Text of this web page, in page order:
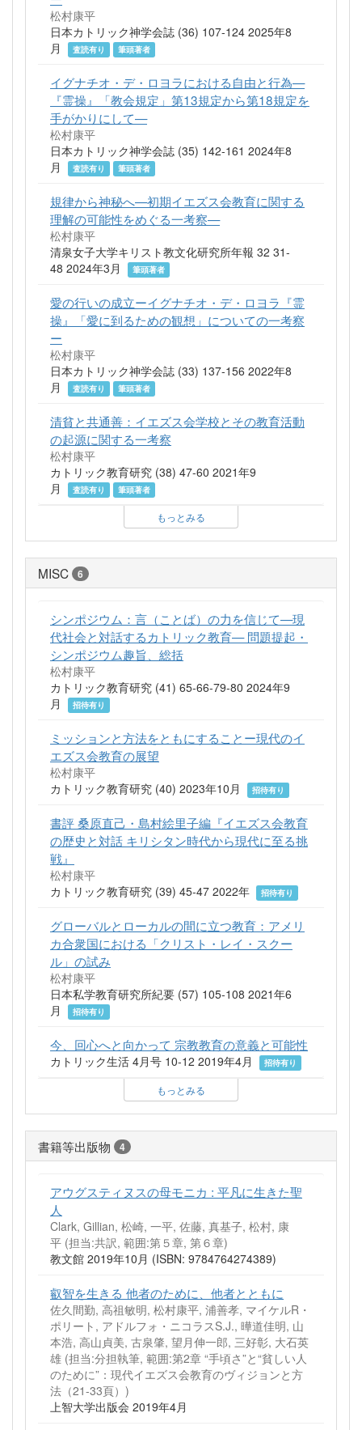
松村康平
日本カトリック神学会誌 (36) 107-124 2025年8
月
査読有り 筆頭著者
イグナチオ・デ・ロヨラにおける自由と行為—
『霊操』「教会規定」第13規定から第18規定を
手がかりにして—
松村康平
日本カトリック神学会誌 (35) 142-161 2024年8
月
査読有り 筆頭著者
規律から神秘へ—初期イエズス会教育に関する
理解の可能性をめぐる一考察—
松村康平
清泉女子大学キリスト教文化研究所年報 32 31-
48 2024年3月
筆頭著者
愛の行いの成立ーイグナチオ・デ・ロヨラ『霊
操』「愛に到るための観想」についての一考察
ー
松村康平
日本カトリック神学会誌 (33) 137-156 2022年8
月
査読有り 筆頭著者
清貧と共通善：イエズス会学校とその教育活動
の起源に関する一考察
松村康平
カトリック教育研究 (38) 47-60 2021年9
月
査読有り 筆頭著者
もっとみる
MISC 6
シンポジウム：言（ことば）の力を信じて—現
代社会と対話するカトリック教育— 問題提起・
シンポジウム趣旨、総括
松村康平
カトリック教育研究 (41) 65-66-79-80 2024年9
月
招待有り
ミッションと方法をともにすることー現代のイ
エズス会教育の展望
松村康平
カトリック教育研究 (40) 2023年10月
招待有り
書評 桑原直己・島村絵里子編『イエズス会教育
の歴史と対話 キリシタン時代から現代に至る挑
戦』
松村康平
カトリック教育研究 (39) 45-47 2022年
招待有り
グローバルとローカルの間に立つ教育：アメリ
カ合衆国における「クリスト・レイ・スクー
ル」の試み
松村康平
日本私学教育研究所紀要 (57) 105-108 2021年6
月
招待有り
今、回心へと向かって 宗教教育の意義と可能性
カトリック生活 4月号 10-12 2019年4月 招待有り
もっとみる
書籍等出版物 4
アウグスティヌスの母モニカ : 平凡に生きた聖
人
Clark, Gillian, 松崎, 一平, 佐藤, 真基子, 松村, 康
平 (担当:共訳, 範囲:第５章, 第６章)
教文館 2019年10月 (ISBN: 9784764274389)
叡智を生きる 他者のために、他者とともに
佐久間勤, 高祖敏明, 松村康平, 浦善孝, マイケルR・
ポリート, アドルフォ・ニコラスS.J., 曄道佳明, 山
本浩, 高山貞美, 古泉肇, 望月伸一郎, 三好彰, 大石英
雄 (担当:分担執筆, 範囲:第2章 “手頃さ”と“貧しい人
のために”：現代イエズス会教育のヴィジョンと方
法（21-33頁）)
上智大学出版会 2019年4月